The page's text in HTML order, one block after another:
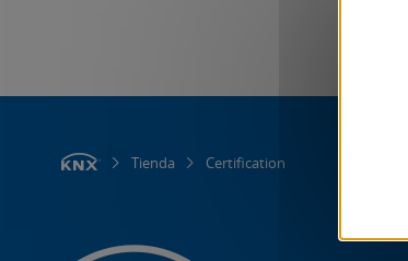
Tienda Certification